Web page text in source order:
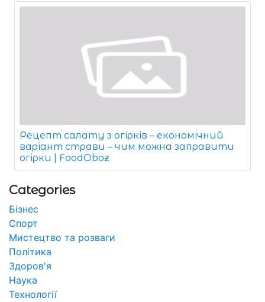
Рецепт салату з огірків – економічний
варіант страви – чим можна заправити
огірки | FoodOboz
Categories
Бізнес
Спорт
Мистецтво та розваги
Політика
Здоров'я
Наука
Технології